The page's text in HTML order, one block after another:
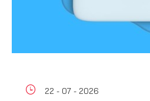
22 - 07 - 2026